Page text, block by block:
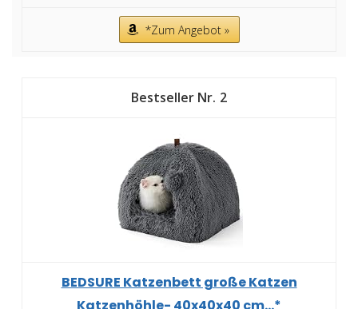
*Zum Angebot »
2
BEDSURE Katzenbett große Katzen